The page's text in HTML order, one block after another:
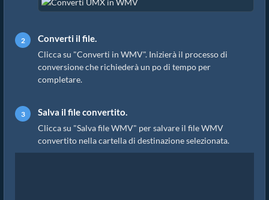
Converti il file.
Clicca su "Converti in WMV". Inizierà il processo di
conversione che richiederà un po di tempo per
completare.
Salva il file convertito.
Clicca su "Salva file WMV" per salvare il file WMV
convertito nella cartella di destinazione selezionata.